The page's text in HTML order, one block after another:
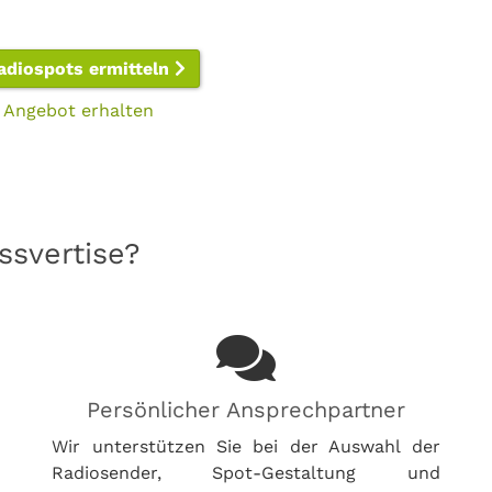
ermitteln
erhalten
Persönlicher Ansprechpartner
Wir unterstützen Sie bei der Auswahl der
Radiosender, Spot-Gestaltung und